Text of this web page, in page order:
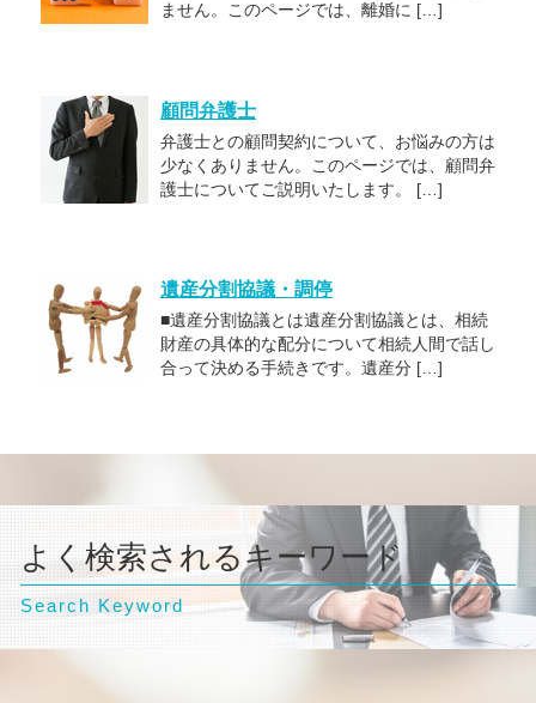
ません。このページでは、離婚に […]
顧問弁護士
弁護士との顧問契約について、お悩みの方は
少なくありません。このページでは、顧問弁
護士についてご説明いたします。 […]
遺産分割協議・調停
■遺産分割協議とは遺産分割協議とは、相続
財産の具体的な配分について相続人間で話し
合って決める手続きです。遺産分 […]
よく検索されるキーワード
Search Keyword